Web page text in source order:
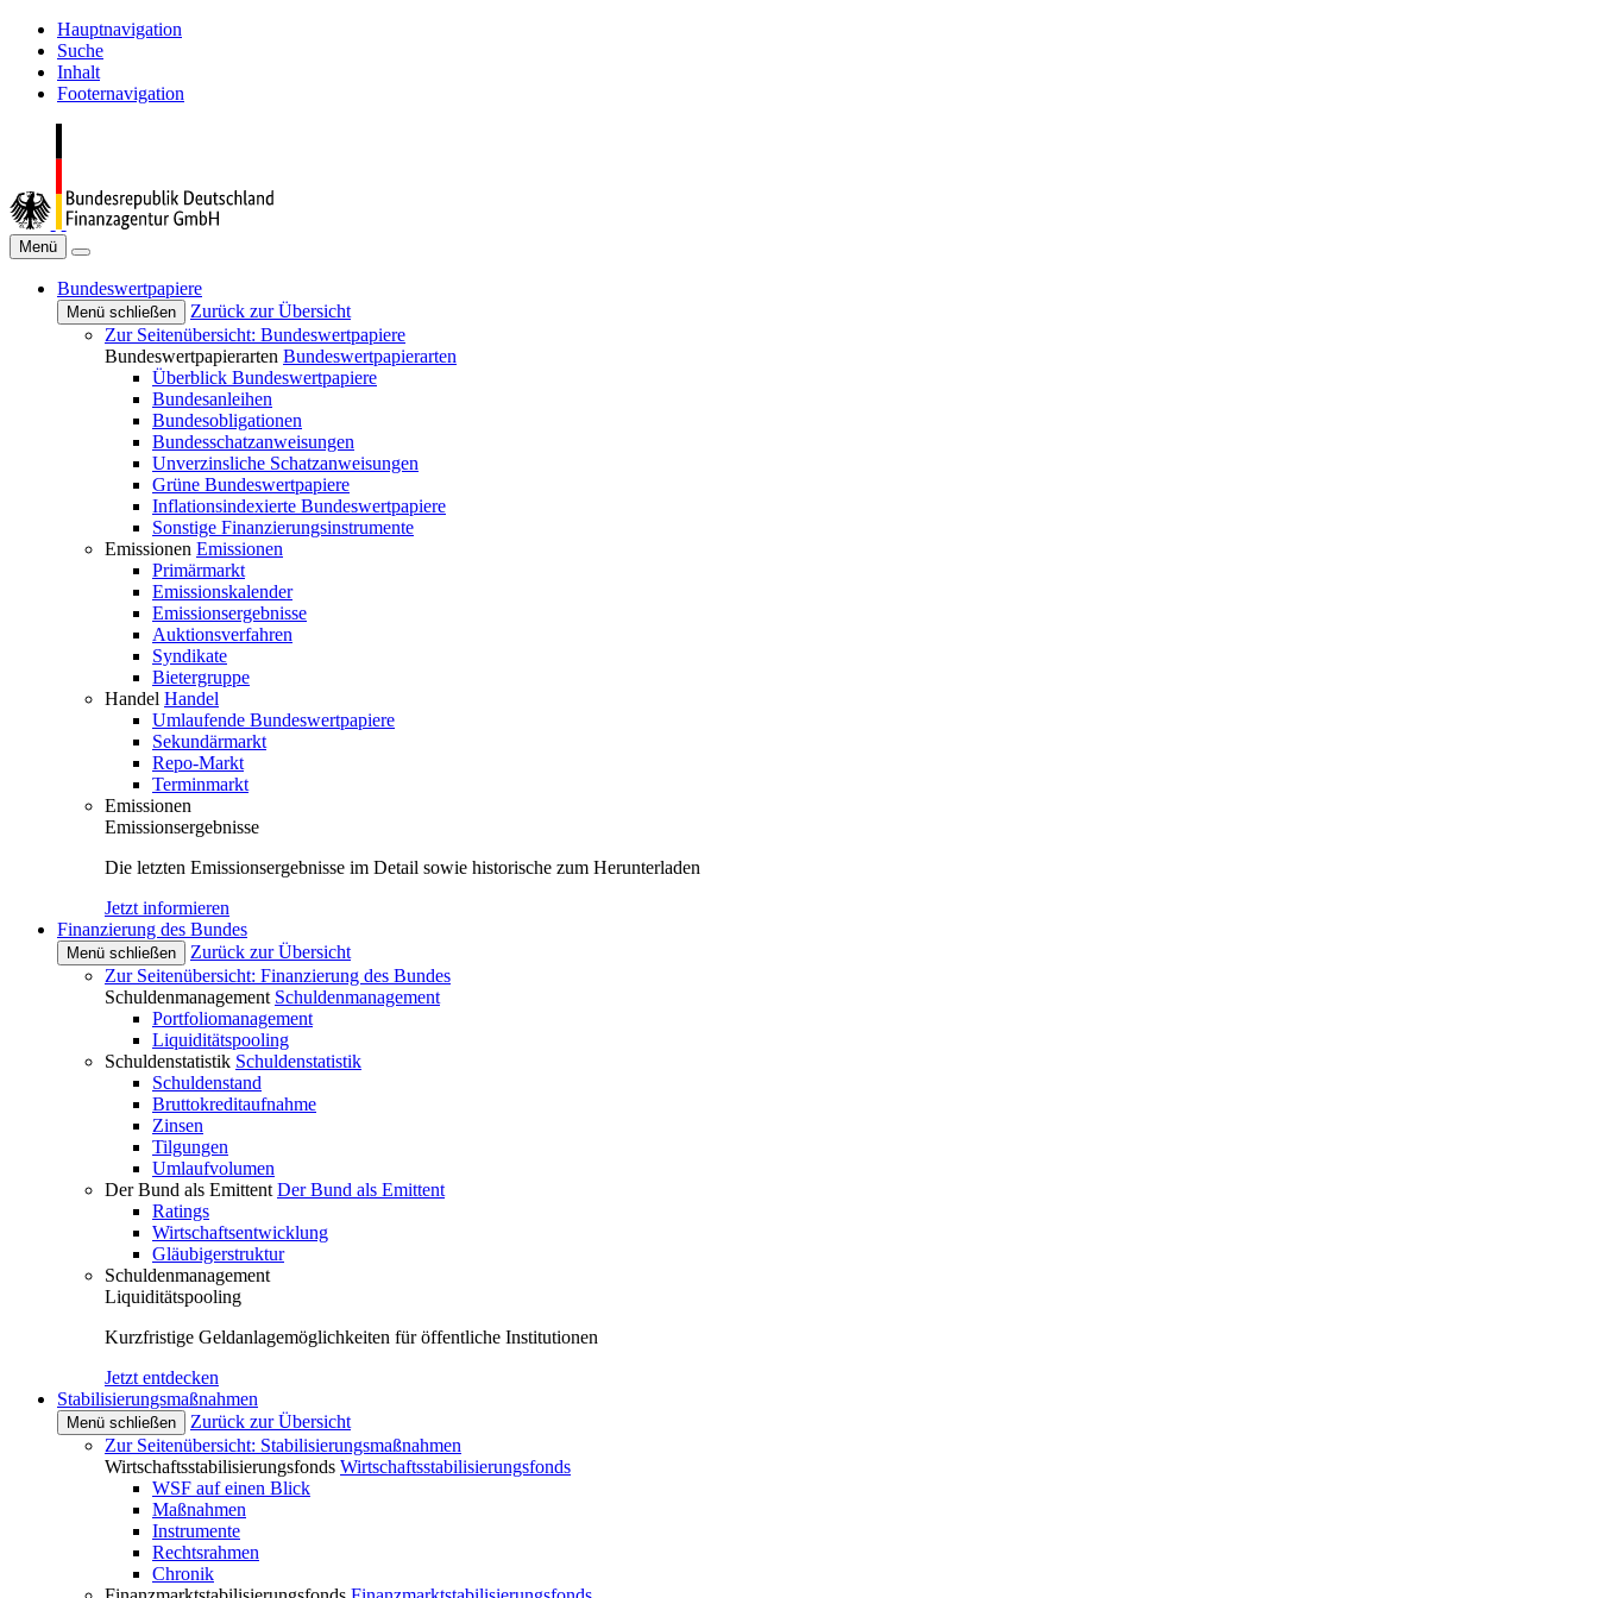
Hauptnavigation
Suche
Inhalt
Footernavigation
Menü
Bundeswertpapiere
Menü schließen
Zurück zur Übersicht
Zur Seitenübersicht: Bundeswertpapiere
Bundeswertpapierarten Bundeswertpapierarten
Überblick Bundeswertpapiere
Bundesanleihen
Bundesobligationen
Bundesschatzanweisungen
Unverzinsliche Schatzanweisungen
Grüne Bundeswertpapiere
Inflationsindexierte Bundeswertpapiere
Sonstige Finanzierungsinstrumente
Emissionen Emissionen
Primärmarkt
Emissionskalender
Emissionsergebnisse
Auktionsverfahren
Syndikate
Bietergruppe
Handel Handel
Umlaufende Bundeswertpapiere
Sekundärmarkt
Repo-Markt
Terminmarkt
Emissionen
Emissionsergebnisse
Die letzten Emissionsergebnisse im Detail sowie historische zum Herunterladen
Jetzt informieren
Finanzierung des Bundes
Menü schließen
Zurück zur Übersicht
Zur Seitenübersicht: Finanzierung des Bundes
Schuldenmanagement Schuldenmanagement
Portfoliomanagement
Liquiditätspooling
Schuldenstatistik Schuldenstatistik
Schuldenstand
Bruttokreditaufnahme
Zinsen
Tilgungen
Umlaufvolumen
Der Bund als Emittent Der Bund als Emittent
Ratings
Wirtschaftsentwicklung
Gläubigerstruktur
Schuldenmanagement
Liquiditätspooling
Kurzfristige Geldanlagemöglichkeiten für öffentliche Institutionen
Jetzt entdecken
Stabilisierungsmaßnahmen
Menü schließen
Zurück zur Übersicht
Zur Seitenübersicht: Stabilisierungsmaßnahmen
Wirtschaftsstabilisierungsfonds Wirtschaftsstabilisierungsfonds
WSF auf einen Blick
Maßnahmen
Instrumente
Rechtsrahmen
Chronik